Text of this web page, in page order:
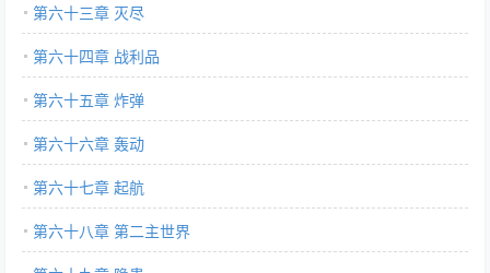
第六十三章 灭尽
第六十四章 战利品
第六十五章 炸弹
第六十六章 轰动
第六十七章 起航
第六十八章 第二主世界